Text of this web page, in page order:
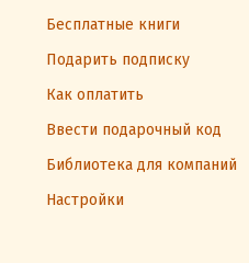
Бесплатные книги
Подарить подписку
Как оплатить
Ввести подарочный код
Библиотека для компаний
Настройки